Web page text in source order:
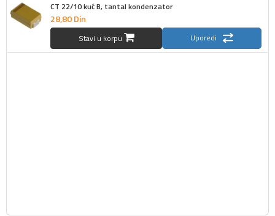
CT 22/10 kuć B, tantal kondenzator
28,80Din
Stavi u korpu Uporedi